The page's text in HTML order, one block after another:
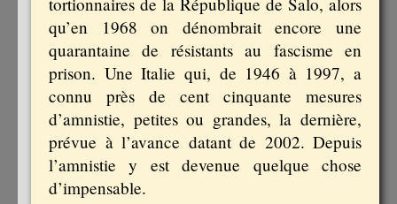
qu’en 1968 on dénombrait encore une
quarantaine de résistants au fascisme en
prison. Une Italie qui, de 1946 à 1997, a
connu près de cent cinquante mesures
d’amnistie, petites ou grandes, la dernière,
prévue à l’avance datant de 2002. Depuis
l’amnistie y est devenue quelque chose
d’impensable.